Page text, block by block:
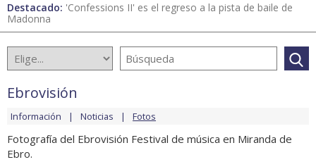
Destacado: 'Confessions II' es el regreso a la pista de baile de
Madonna
Ebrovisión
Información Noticias Fotos
Fotografía del Ebrovisión Festival de música en Miranda de
Ebro.